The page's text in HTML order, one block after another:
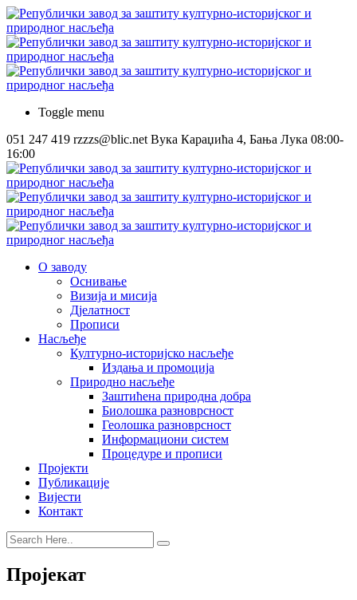
Toggle menu
051 247 419 rzzzs@blic.net Вука Караџића 4, Бања Лука 08:00-
16:00
О заводу
Оснивање
Визија и мисија
Дјелатност
Прописи
Насљеђе
Културно-историјско насљеђе
Издања и промоција
Природно насљеђе
Заштићена природна добра
Биолошка разноврсност
Геолошка разноврсност
Информациони систем
Процедуре и прописи
Пројекти
Публикације
Вијести
Контакт
Пројекат